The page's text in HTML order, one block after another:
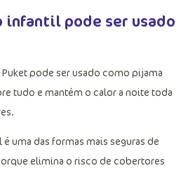
infantil pode ser usado
pode ser usado como pijama
tudo e mantém o calor a noite toda
uma das formas mais seguras de
elimina o risco de cobertores